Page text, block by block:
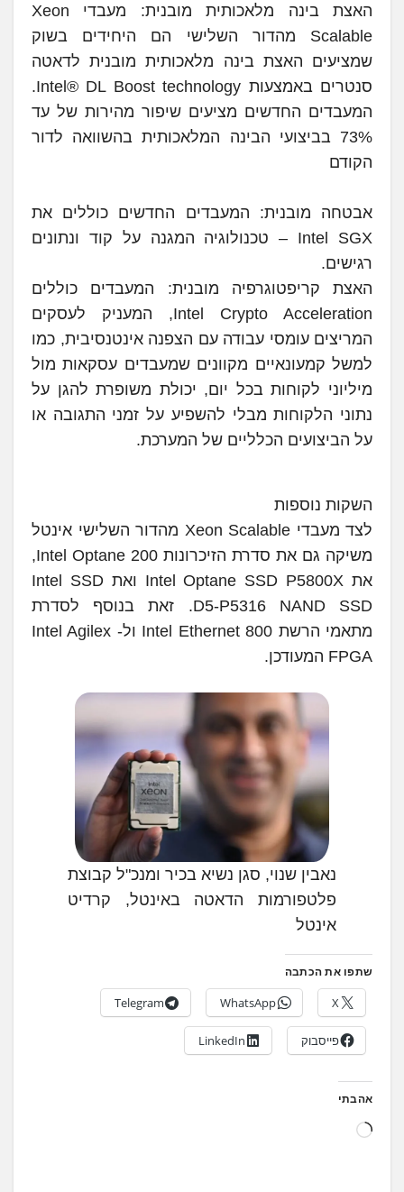
האצת בינה מלאכותית מובנית: מעבדי Xeon
Scalable מהדור השלישי הם היחידים בשוק
שמציעים האצת בינה מלאכותית מובנית לדאטה
סנטרים באמצעות Intel® DL Boost technology.
המעבדים החדשים מציעים שיפור מהירות של עד
73% בביצועי הבינה המלאכותית בהשוואה לדור
הקודם
אבטחה מובנית: המעבדים החדשים כוללים את
Intel SGX – טכנולוגיה המגנה על קוד ונתונים
רגישים.
האצת קריפטוגרפיה מובנית: המעבדים כוללים
Intel Crypto Acceleration, המעניק לעסקים
המריצים עומסי עבודה עם הצפנה אינטנסיבית, כמו
למשל קמעונאיים מקוונים שמעבדים עסקאות מול
מיליוני לקוחות בכל יום, יכולת משופרת להגן על
נתוני הלקוחות מבלי להשפיע על זמני התגובה או
על הביצועים הכלליים של המערכת.
השקות נוספות
לצד מעבדי Xeon Scalable מהדור השלישי אינטל
משיקה גם את סדרת הזיכרונות Intel Optane 200,
את Intel Optane SSD P5800X ואת Intel SSD
D5-P5316 NAND SSD. זאת בנוסף לסדרת
מתאמי הרשת Intel Ethernet 800 ול- Intel Agilex
FPGA המעודכן.
נאבין שנוי, סגן נשיא בכיר ומנכ"ל קבוצת
פלטפורמות הדאטה באינטל, קרדיט
אינטל
שתפו את הכתבה
X
WhatsApp
Telegram
פייסבוק LinkedIn
אהבתי
ט